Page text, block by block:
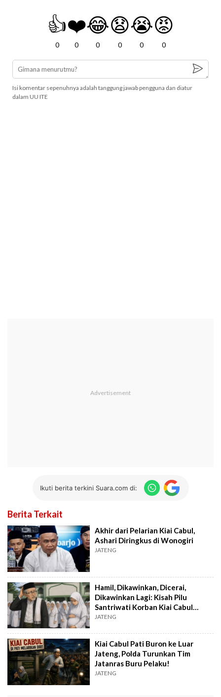
👍
0
❤️
0
😂
0
😧
0
😭
0
😡
0
Isi komentar sepenuhnya adalah tanggung jawab pengguna dan diatur
dalam UU ITE
Ikuti berita terkini Suara.com di:
Berita Terkait
Akhir dari Pelarian Kiai Cabul,
Ashari Diringkus di Wonogiri
JATENG
Hamil, Dikawinkan, Dicerai,
Dikawinkan Lagi: Kisah Pilu
Santriwati Korban Kiai Cabul
Ashari di Pati
JATENG
Kiai Cabul Pati Buron ke Luar
Jateng, Polda Turunkan Tim
Jatanras Buru Pelaku!
JATENG